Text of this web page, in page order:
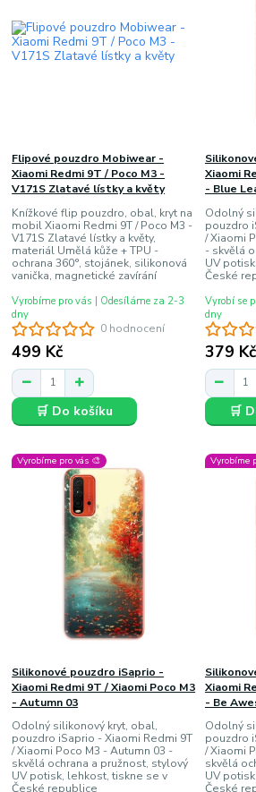
0 hodnocení
Flipové pouzdro Mobiwear -
Xiaomi Redmi 9T / Poco M3 -
V171S Zlatavé lístky a květy
Knížkové flip pouzdro, obal, kryt na
mobil Xiaomi Redmi 9T / Poco M3 -
V171S Zlatavé lístky a květy,
materiál Umělá kůže + TPU -
ochrana 360°, stojánek, silikonová
vanička, magnetické zavírání
499 Kč
Vyrobíme pro vás | Odesíláme za 2-3
dny
🛒 Do košíku
Xiaomi
- Blue
Odolný
pouzdro
/ Xiaomi
- skvělá
UV
České
379 Kč
Vyrobí se
dny
🛒
Vyrobíme pro vás 🎨
Silikonové pouzdro iSaprio -
Xiaomi Redmi 9T / Xiaomi Poco M3
- Autumn 03
Odolný silikonový kryt, obal,
pouzdro iSaprio - Xiaomi Redmi 9T
/ Xiaomi Poco M3 - Autumn 03 -
skvělá ochrana a pružnost, stylový
UV potisk, lehkost, tiskne se v
České republice
Vyrobíme
Xiaomi
- Be
Odolný
pouzdro
/ Xiaomi
skvělá
UV
České